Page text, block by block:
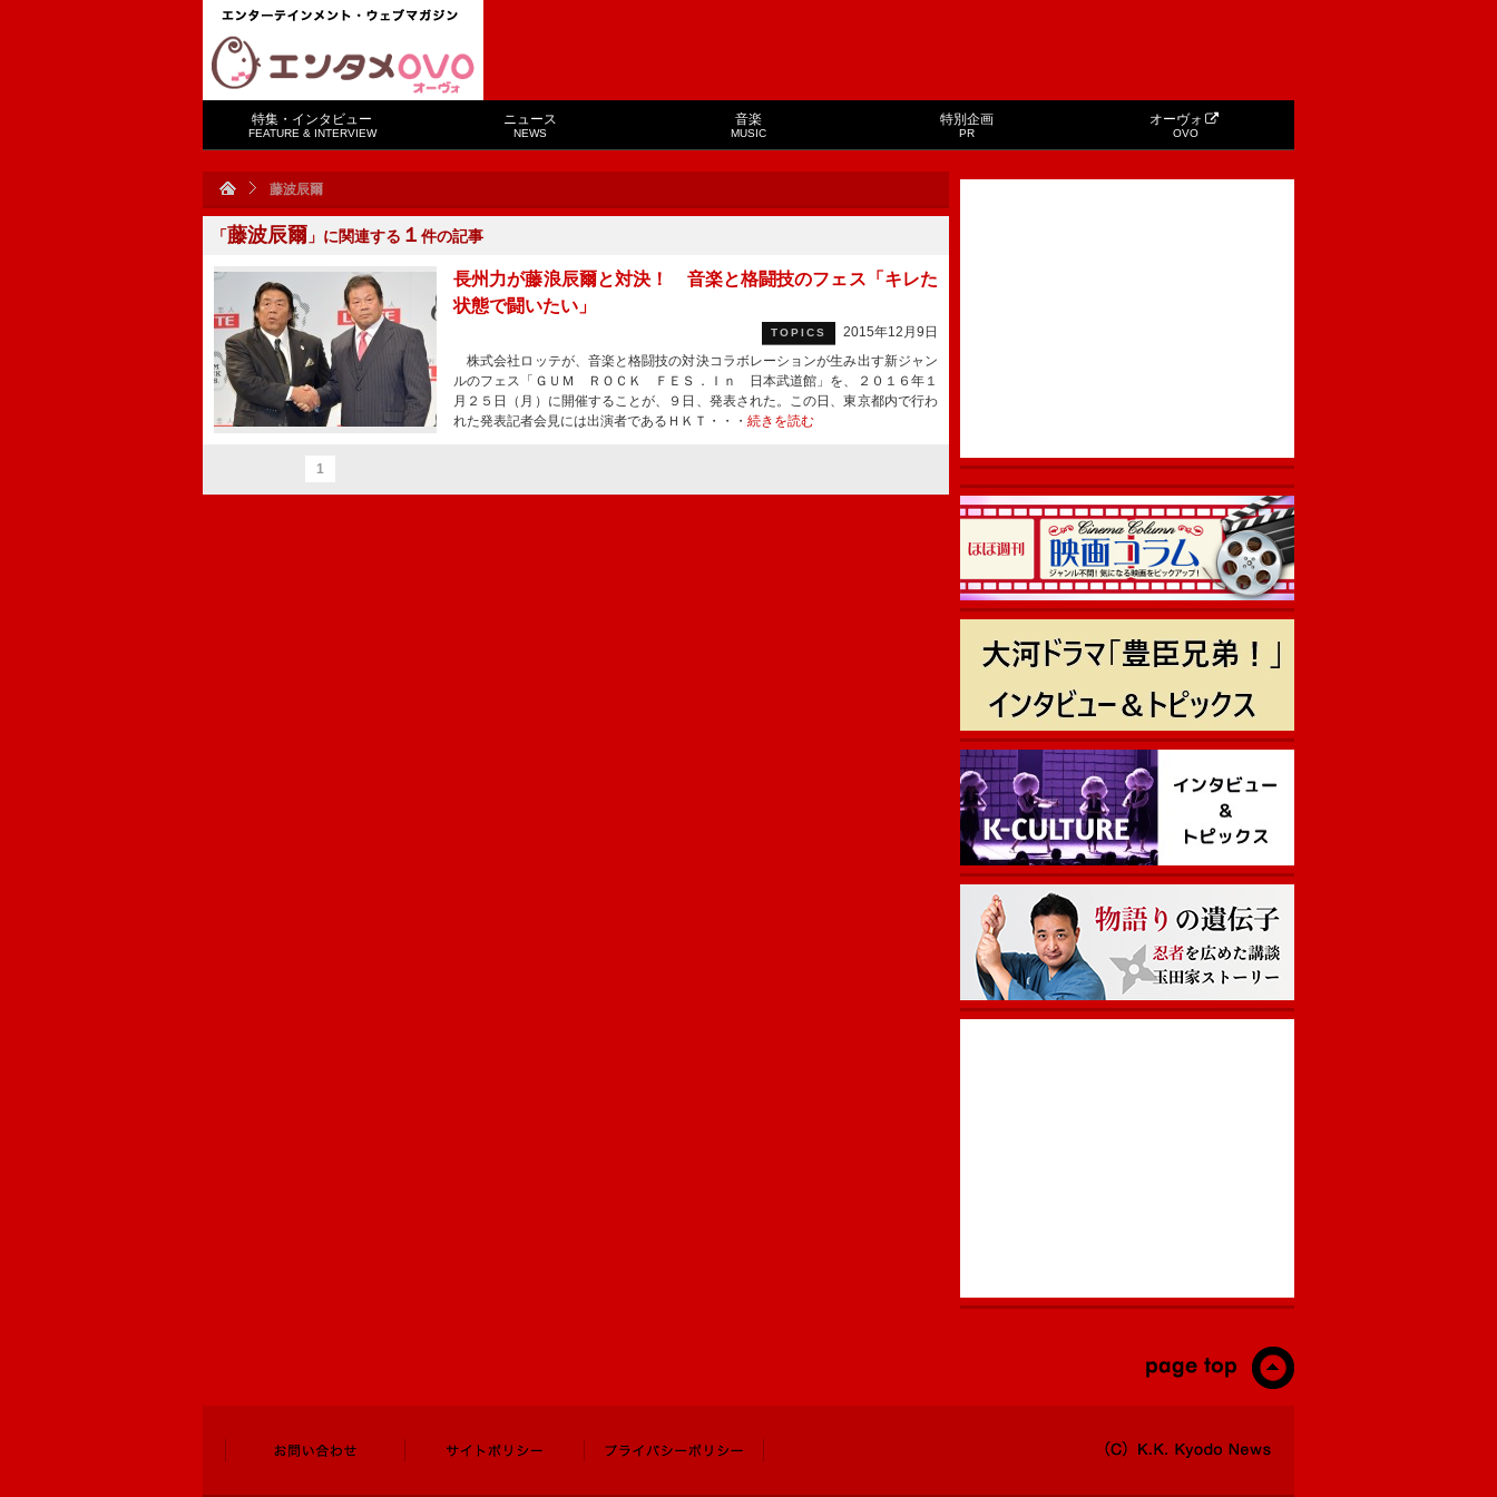
特集・インタビュー
FEATURE & INTERVIEW
ニュース
NEWS
音楽
MUSIC
特別企画
PR
オーヴォ
OVO
藤波辰爾
「藤波辰爾 」に関連する １ 件の記事
長州力が藤浪辰爾と対決！ 音楽と格闘技のフェス「キレた
状態で闘いたい」
TOPICS
2015年12月9日
株式会社ロッテが、音楽と格闘技の対決コラボレーションが生み出す新ジャン
ルのフェス「ＧＵＭ ＲＯＣＫ ＦＥＳ．Ｉｎ 日本武道館」を、２０１６年１
月２５日（月）に開催することが、９日、発表された。この日、東京都内で行わ
れた発表記者会見には出演者であるＨＫＴ・・・ 続きを読む
1